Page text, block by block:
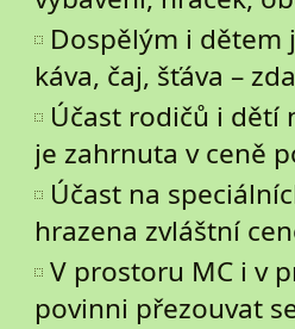
Dospělým i dětem
káva, čaj, šťáva –
Účast rodičů i dětí
je zahrnuta v ceně
Účast na
hrazena zvláštní
V prostoru MC i v
povinni přezouvat